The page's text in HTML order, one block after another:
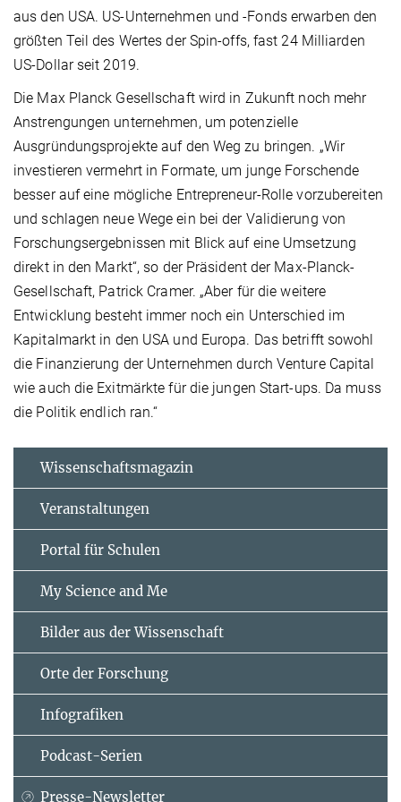
aus den USA. US-Unternehmen und -Fonds erwarben den
größten Teil des Wertes der Spin-offs, fast 24 Milliarden
US-Dollar seit 2019.
Die Max Planck Gesellschaft wird in Zukunft noch mehr
Anstrengungen unternehmen, um potenzielle
Ausgründungsprojekte auf den Weg zu bringen. „Wir
investieren vermehrt in Formate, um junge Forschende
besser auf eine mögliche Entrepreneur-Rolle vorzubereiten
und schlagen neue Wege ein bei der Validierung von
Forschungsergebnissen mit Blick auf eine Umsetzung
direkt in den Markt“, so der Präsident der Max-Planck-
Gesellschaft, Patrick Cramer. „Aber für die weitere
Entwicklung besteht immer noch ein Unterschied im
Kapitalmarkt in den USA und Europa. Das betrifft sowohl
die Finanzierung der Unternehmen durch Venture Capital
wie auch die Exitmärkte für die jungen Start-ups. Da muss
die Politik endlich ran.“
Wissenschaftsmagazin
Veranstaltungen
Portal für Schulen
My Science and Me
Bilder aus der Wissenschaft
Orte der Forschung
Infografiken
Podcast-Serien
Presse-Newsletter